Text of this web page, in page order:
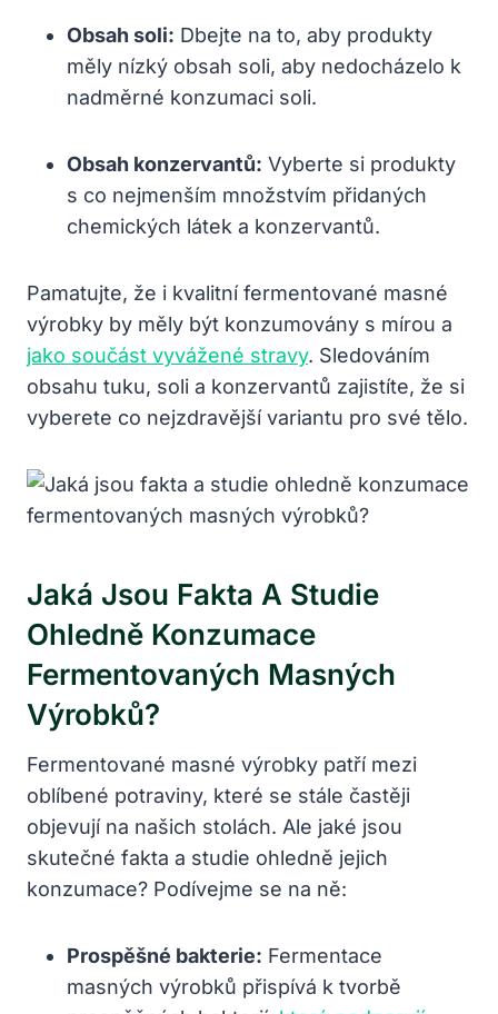
Obsah soli: Dbejte na to, aby produkty
měly​ nízký obsah soli, aby nedocházelo k
nadměrné konzumaci soli.
Obsah konzervantů: Vyberte ⁤si produkty⁢
s co nejmenším množstvím přidaných
chemických látek⁤ a⁢ konzervantů.
Pamatujte, že‍ i kvalitní fermentované masné
výrobky by měly​ být konzumovány s mírou a
jako součást vyvážené stravy. Sledováním
obsahu tuku, soli⁤ a konzervantů⁤ zajistíte, že si
vyberete co nejzdravější variantu pro své tělo.
Jaká Jsou Fakta A ⁢studie
Ohledně Konzumace
Fermentovaných Masných
Výrobků?
Fermentované masné výrobky patří mezi
oblíbené potraviny, které se stále častěji
objevují na našich stolách. Ale jaké jsou
skutečné fakta a studie ohledně jejich
konzumace? Podívejme se na ně:
Prospěšné bakterie: ‌Fermentace
masných výrobků přispívá k tvorbě